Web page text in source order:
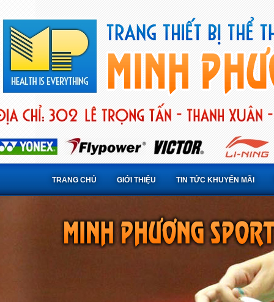
TRANG CHỦ GIỚI THIỆU TIN TỨC KHUYẾN MÃI